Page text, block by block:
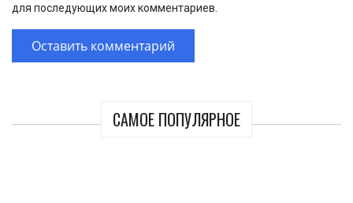
САМОЕ ПОПУЛЯРНОЕ
для последующих моих комментариев.